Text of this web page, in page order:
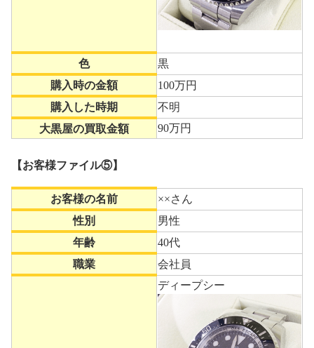
色
黒
購入時の金額
100万円
購入した時期
不明
大黒屋の買取金額
90万円
【お客様ファイル⑤】
お客様の名前
××さん
性別
男性
年齢
40代
職業
会社員
ディープシー